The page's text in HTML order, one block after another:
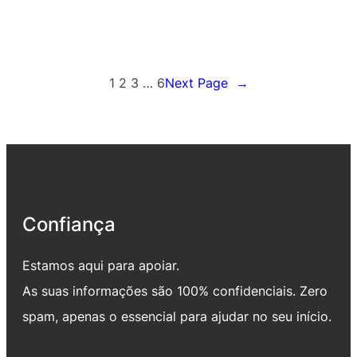
1 2 3 … 6Next Page →
Confiança
Estamos aqui para apoiar.
As suas informações são 100% confidenciais. Zero
spam, apenas o essencial para ajudar no seu início.